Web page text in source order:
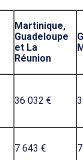
Martinique,
Guadeloupe
et La
Réunion
36 032 €
7 643 €